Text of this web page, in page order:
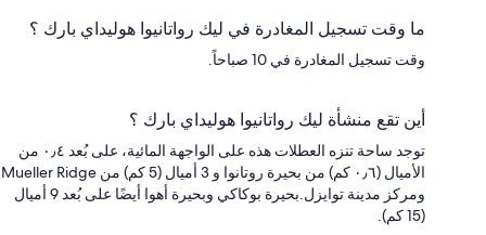
ما وقت تسجيل المغادرة في ليك رواتانيوا هوليداي بارك ؟
وقت تسجيل المغادرة في 10 صباحاً.
أين تقع منشأة ليك رواتانيوا هوليداي بارك ؟
توجد ساحة تنزه العطلات هذه على الواجهة المائية، على بُعد ٠٫٤ من
الأميال (٠٫٦ كم) من بحيرة روتانوا و 3 أميال (5 كم) من Mueller Ridge
ومركز مدينة توايزل.بحيرة بوكاكي وبحيرة أهوا أيضًا على بُعد 9 أميال
(15 كم).